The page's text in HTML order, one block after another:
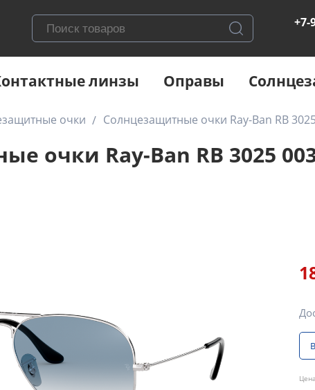
+7-
линзы Оправы
очки Солнцезащитные очки Ray-Ban RB
очки Ray-Ban RB 3025